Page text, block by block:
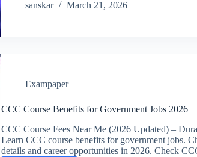
nahi
naap
se
srivastava
sanskar March 21, 2026
Exampaper
CCC Course Benefits for Government Jobs 2026
CCC Course Fees Near Me (2026 Updated) –
Learn CCC course benefits for government jobs.
details and career opportunities in 2026. Check